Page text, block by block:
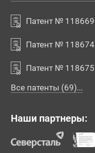
Патент № 118669
Патент № 118674
Патент № 118675
Все патенты (69)...
Наши партнеры: